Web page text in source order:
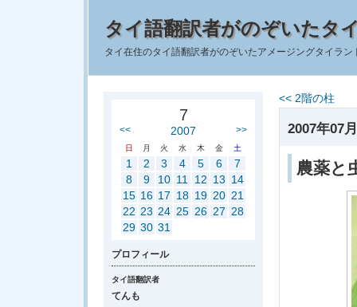
タイ語翻訳者がのぞいたタ
タイ在住のタイ語翻訳者がのぞいたアメージングタイラ
<< 2階の柱
2007年07
農薬と
7
<< 2007 >>
日 月 火 水 木 金 土
1 2 3 4 5 6
7
8
9 10 11 12 13 14
15 16 17 18 19 20 21
22 23 24 25 26 27 28
29 30 31
プロフィール
タイ語翻訳者
てんも